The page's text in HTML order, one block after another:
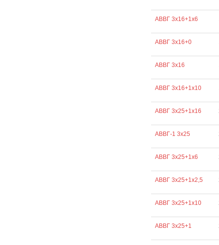
АВВГ 3х16+1х6
АВВГ 3х16+0
АВВГ 3х16
АВВГ 3х16+1х10
АВВГ 3х25+1х16
АВВГ-1 3х25
АВВГ 3х25+1х6
АВВГ 3х25+1х2,5
АВВГ 3х25+1х10
АВВГ 3х25+1